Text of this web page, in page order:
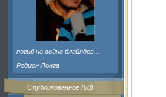
погиб на войне блайндов...
Родион Лонга
Опубликованное (68)